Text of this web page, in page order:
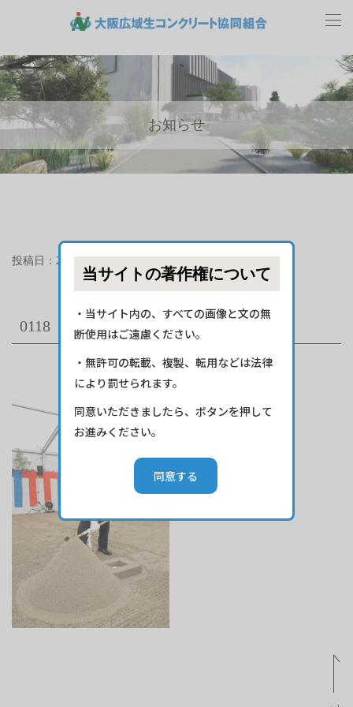
お知らせ
投稿日：2023年4月26日
0118
当サイトの著作権について
・当サイト内の、すべての画像と文の無
断使用はご遠慮ください。
・無許可の転載、複製、転用などは法律
により罰せられます。
同意いただきましたら、ボタンを押して
お進みください。